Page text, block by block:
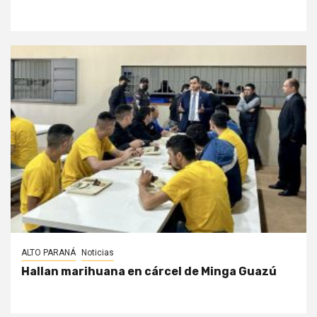
ALTO PARANÁ Noticias
Hallan marihuana en cárcel de Minga Guazú